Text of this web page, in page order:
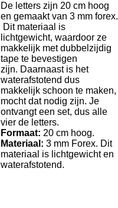
De letters zijn 20 cm hoog
en gemaakt van 3 mm forex.
Dit materiaal is
lichtgewicht, waardoor ze
makkelijk met dubbelzijdig
tape te bevestigen
zijn. Daarnaast is het
waterafstotend dus
makkelijk schoon te maken,
mocht dat nodig zijn. Je
ontvangt een set, dus alle
vier de letters.
Formaat: 20 cm hoog.
Materiaal: 3 mm Forex. Dit
materiaal is lichtgewicht en
waterafstotend.